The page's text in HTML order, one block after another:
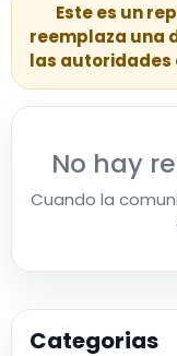
Este es un
reemplaza una
las autoridades
No hay
Cuando la
Categorias